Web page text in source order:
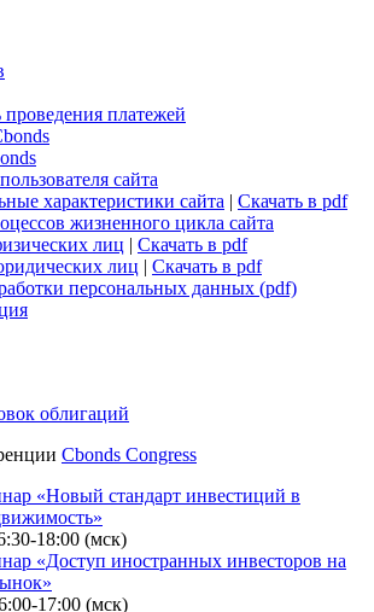
проведения платежей
сайта
характеристики сайта | Скачать в pdf
жизненного цикла сайта
лиц | Скачать в pdf
лиц | Скачать в pdf
персональных данных (pdf)
облигаций
Cbonds Congress
«Новый стандарт инвестиций в
18:00 (мск)
«Доступ иностранных инвесторов на
17:00 (мск)